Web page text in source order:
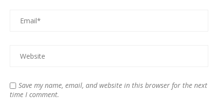
Save my name, email, and website in this browser for the next
time I comment.